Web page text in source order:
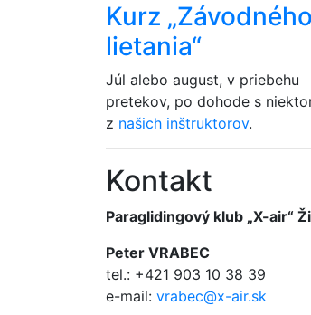
Kurz „Závodného
lietania“
Júl alebo august, v priebehu
pretekov, po dohode s
z našich inštruktorov.
Kontakt
Paraglidingový klub „X-air“
Peter VRABEC
tel.: +421 903 10 38 39
e-mail: vrabec@x-air.sk